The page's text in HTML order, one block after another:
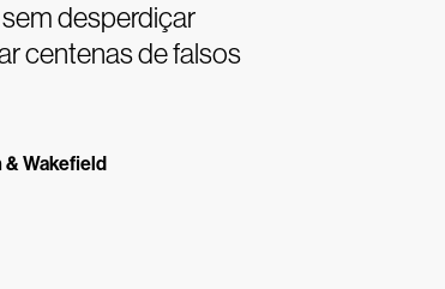
desperdiçar
centenas de falsos
& Wakefield